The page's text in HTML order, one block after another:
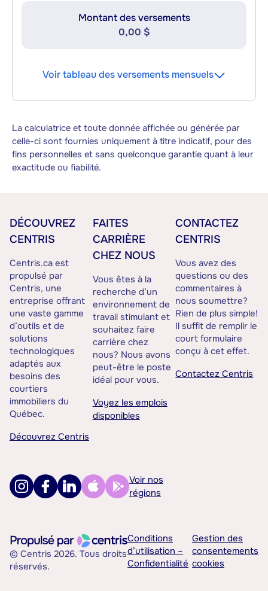
Montant des versements
0,00 $
Voir tableau des versements mensuels
La calculatrice et toute donnée affichée ou générée par
celle-ci sont fournies uniquement à titre indicatif, pour des
fins personnelles et sans quelconque garantie quant à leur
exactitude ou fiabilité.
DÉCOUVREZ
CENTRIS
Centris.ca est
propulsé par
Centris, une
entreprise offrant
une vaste gamme
d’outils et de
solutions
technologiques
adaptés aux
besoins des
courtiers
immobiliers du
Québec.
Découvrez Centris
FAITES
CARRIÈRE
CHEZ NOUS
Vous êtes à la
recherche d’un
environnement de
travail stimulant et
souhaitez faire
carrière chez
nous? Nous avons
peut-être le poste
idéal pour vous.
Voyez les emplois
disponibles
CONTACTEZ
CENTRIS
Vous avez des
questions ou des
commentaires à
nous soumettre?
Rien de plus simple!
Il suffit de remplir le
court formulaire
conçu à cet effet.
Contactez Centris
Voir nos
régions
© Centris 2026. Tous droits
réservés.
Conditions
d’utilisation –
Confidentialité
Gestion des
consentements
cookies